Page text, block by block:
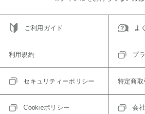
ご利用ガイド よ
利用規約 プ
セキュリティーポリシー 特定商
Cookieポリシー 会